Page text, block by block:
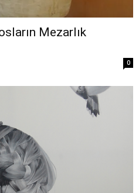
Mezarlık
0